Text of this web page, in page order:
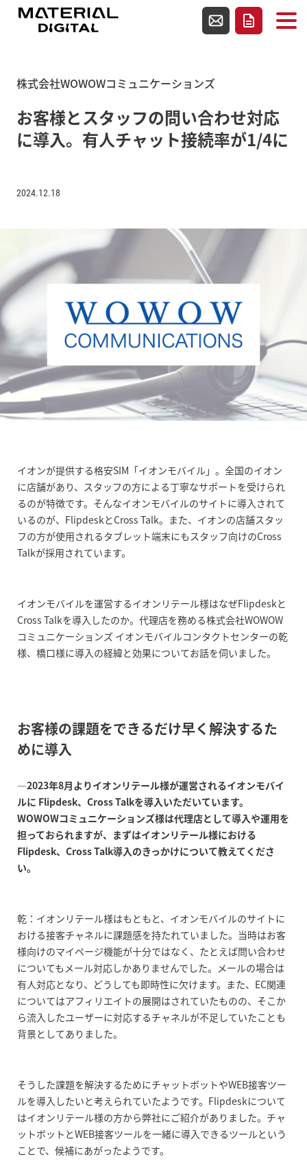
使用テンプレートファイルsingle.php
お問い合わせ
資料請求
株式会社WOWOWコミュニケーションズ
お客様とスタッフの問い合わせ対応
に導入。有人チャット接続率が1/4に
2024.12.18
イオンが提供する格安SIM「イオンモバイル」。全国のイオン
に店舗があり、スタッフの方による丁寧なサポートを受けられ
るのが特徴です。そんなイオンモバイルのサイトに導入されて
いるのが、FlipdeskとCross Talk。また、イオンの店舗スタッ
フの方が使用されるタブレット端末にもスタッフ向けのCross
Talkが採用されています。
イオンモバイルを運営するイオンリテール様はなぜFlipdeskと
Cross Talkを導入したのか。代理店を務める株式会社WOWOW
コミュニケーションズ イオンモバイルコンタクトセンターの乾
様、橋口様に導入の経緯と効果についてお話を伺いました。
お客様の課題をできるだけ早く解決するた
めに導入
―2023年8月よりイオンリテール様が運営されるイオンモバイ
ルに Flipdesk、Cross Talkを導入いただいています。
WOWOWコミュニケーションズ様は代理店として導入や運用を
担っておられますが、まずはイオンリテール様における
Flipdesk、Cross Talk導入のきっかけについて教えてくださ
い。
乾：イオンリテール様はもともと、イオンモバイルのサイトに
おける接客チャネルに課題感を持たれていました。当時はお客
様向けのマイページ機能が十分ではなく、たとえば問い合わせ
についてもメール対応しかありませんでした。メールの場合は
有人対応となり、どうしても即時性に欠けます。また、EC関連
についてはアフィリエイトの展開はされていたものの、そこか
ら流入したユーザーに対応するチャネルが不足していたことも
背景としてありました。
そうした課題を解決するためにチャットボットやWEB接客ツー
ルを導入したいと考えられていたようです。Flipdeskについて
はイオンリテール様の方から弊社にご紹介がありました。チャ
ットボットとWEB接客ツールを一緒に導入できるツールという
ことで、候補にあがったようです。